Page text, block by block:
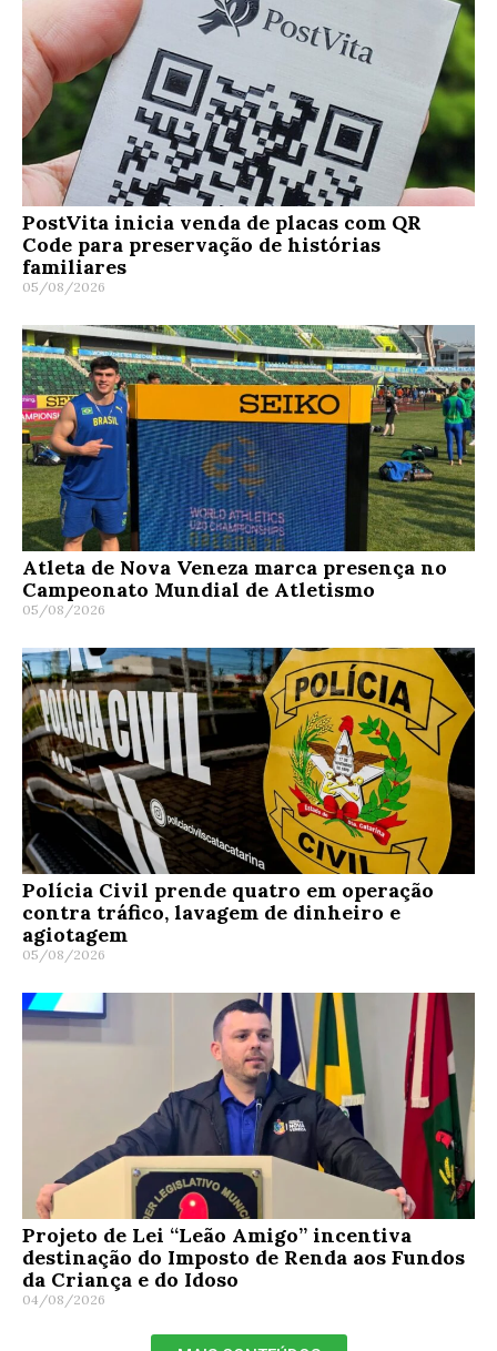
PostVita inicia venda de placas com QR
Code para preservação de histórias
familiares
05/08/2026
Atleta de Nova Veneza marca presença no
Campeonato Mundial de Atletismo
05/08/2026
Polícia Civil prende quatro em operação
contra tráfico, lavagem de dinheiro e
agiotagem
05/08/2026
Projeto de Lei “Leão Amigo” incentiva
destinação do Imposto de Renda aos Fundos
da Criança e do Idoso
04/08/2026